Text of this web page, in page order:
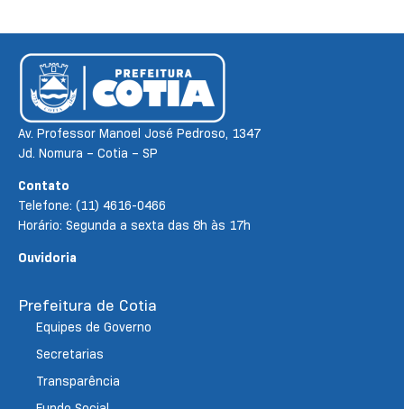
Av. Professor Manoel José Pedroso, 1347
Jd. Nomura – Cotia – SP
Contato
Telefone: (11) 4616-0466
Horário: Segunda a sexta das 8h às 17h
Ouvidoria
Prefeitura de Cotia
Equipes de Governo
Secretarias
Transparência